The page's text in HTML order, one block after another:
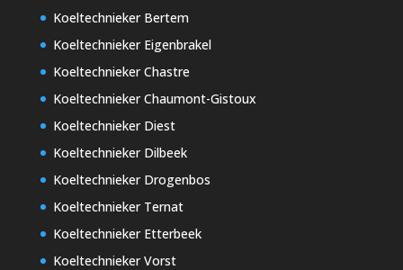
Koeltechnieker Bertem
Koeltechnieker Eigenbrakel
Koeltechnieker Chastre
Koeltechnieker Chaumont-Gistoux
Koeltechnieker Diest
Koeltechnieker Dilbeek
Koeltechnieker Drogenbos
Koeltechnieker Ternat
Koeltechnieker Etterbeek
Koeltechnieker Vorst